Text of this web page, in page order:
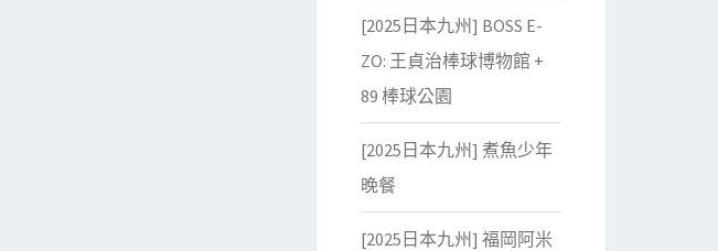
[2025日本九州] BOSS E-
ZO: 王貞治棒球博物館 +
89 棒球公園
[2025日本九州] 煮魚少年
晚餐
[2025日本九州] 福岡阿米